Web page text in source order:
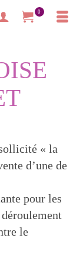
0
« la
d’une de
pour les
le